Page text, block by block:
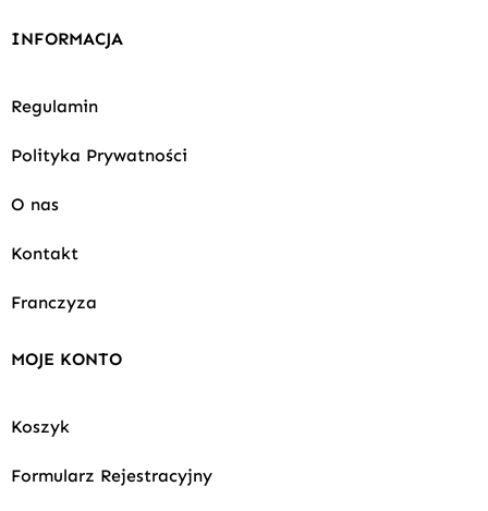
INFORMACJA
Regulamin
Polityka Prywatności
O nas
Kontakt
Franczyza
MOJE KONTO
Koszyk
Formularz Rejestracyjny